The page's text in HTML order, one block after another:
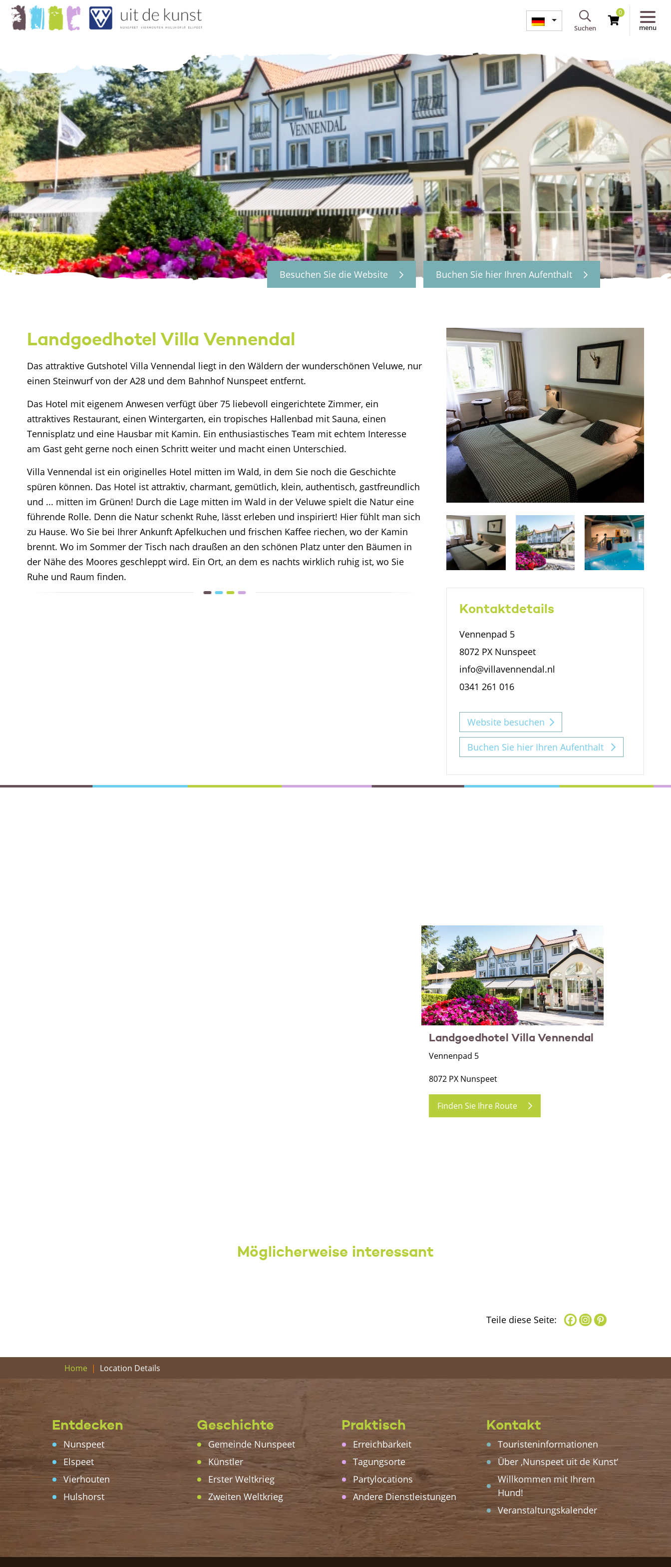
Suchen
0
menu
Besuchen Sie die Website Buchen Sie hier Ihren Aufenthalt
Landgoedhotel Villa Vennendal
Das attraktive Gutshotel Villa Vennendal liegt in den Wäldern der wunderschönen Veluwe, nur
einen Steinwurf von der A28 und dem Bahnhof Nunspeet entfernt.
Das Hotel mit eigenem Anwesen verfügt über 75 liebevoll eingerichtete Zimmer, ein
attraktives Restaurant, einen Wintergarten, ein tropisches Hallenbad mit Sauna, einen
Tennisplatz und eine Hausbar mit Kamin. Ein enthusiastisches Team mit echtem Interesse
am Gast geht gerne noch einen Schritt weiter und macht einen Unterschied.
Villa Vennendal ist ein originelles Hotel mitten im Wald, in dem Sie noch die Geschichte
spüren können. Das Hotel ist attraktiv, charmant, gemütlich, klein, authentisch, gastfreundlich
und ... mitten im Grünen! Durch die Lage mitten im Wald in der Veluwe spielt die Natur eine
führende Rolle. Denn die Natur schenkt Ruhe, lässt erleben und inspiriert! Hier fühlt man sich
zu Hause. Wo Sie bei Ihrer Ankunft Apfelkuchen und frischen Kaffee riechen, wo der Kamin
brennt. Wo im Sommer der Tisch nach draußen an den schönen Platz unter den Bäumen in
der Nähe des Moores geschleppt wird. Ein Ort, an dem es nachts wirklich ruhig ist, wo Sie
Ruhe und Raum finden.
Kontaktdetails
Vennenpad 5
8072 PX Nunspeet
info@villavennendal.nl
0341 261 016
Website besuchen
Buchen Sie hier Ihren Aufenthalt
Landgoedhotel Villa Vennendal
Vennenpad 5
8072 PX Nunspeet
Finden Sie Ihre Route
Möglicherweise interessant
Teile diese Seite:
Home Location Details
Entdecken
Nunspeet
Elspeet
Vierhouten
Hulshorst
Geschichte
Gemeinde Nunspeet
Künstler
Erster Weltkrieg
Zweiten Weltkrieg
Praktisch
Erreichbarkeit
Tagungsorte
Partylocations
Andere Dienstleistungen
Kontakt
Touristeninformationen
Über ‚Nunspeet uit de Kunst‘
Willkommen mit Ihrem
Hund!
Veranstaltungskalender